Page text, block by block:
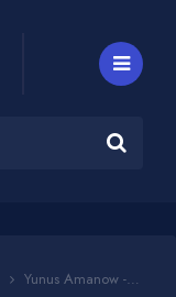
Yunus Amanow - O Menin Ejem